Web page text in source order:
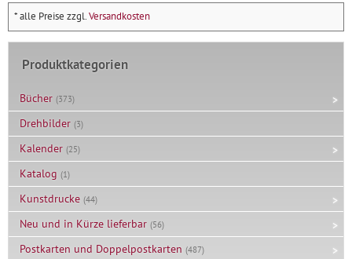
* alle Preise zzgl.Versandkosten
Produktkategorien
Bücher (373)
Drehbilder (3)
Kalender (25)
Katalog (1)
Kunstdrucke (44)
Neu und in Kürze lieferbar (56)
Postkarten und Doppelpostkarten (487)